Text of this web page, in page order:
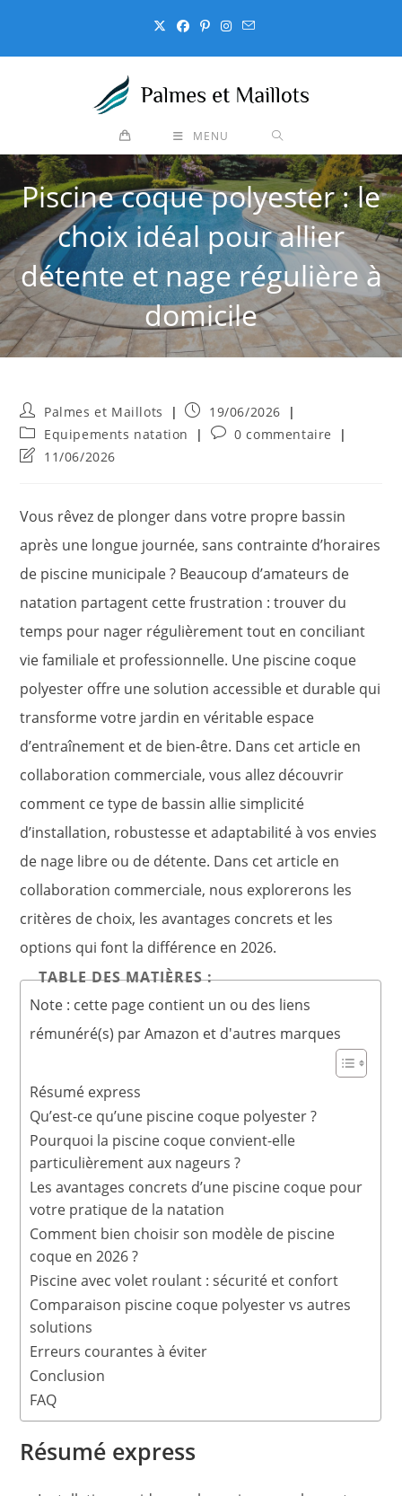
content
MENU
Piscine coque polyester : le
choix idéal pour allier
détente et nage régulière à
domicile
Auteur/autrice
de
la
publication :
Palmes et Maillots
Publication
publiée :
19/06/2026
Post
category:
Equipements natation
Commentaires
0 commentaire
Dernière
publication :
11/06/2026
Vous rêvez de plonger dans votre propre bassin
après une longue journée, sans contrainte d’horaires
de piscine municipale ? Beaucoup d’amateurs de
natation partagent cette frustration : trouver du
temps pour nager régulièrement tout en conciliant
vie familiale et professionnelle. Une piscine coque
polyester offre une solution accessible et durable qui
transforme votre jardin en véritable espace
d’entraînement et de bien-être. Dans cet article en
collaboration commerciale, vous allez découvrir
comment ce type de bassin allie simplicité
d’installation, robustesse et adaptabilité à vos envies
de nage libre ou de détente. Dans cet article en
collaboration commerciale, nous explorerons les
critères de choix, les avantages concrets et les
options qui font la différence en 2026.
TABLE DES MATIÈRES :
Note : cette page contient un ou des liens
rémunéré(s) par Amazon et d'autres marques
Résumé express
Qu’est-ce qu’une piscine coque polyester ?
Pourquoi la piscine coque convient-elle
particulièrement aux nageurs ?
Les avantages concrets d’une piscine coque pour
votre pratique de la natation
Comment bien choisir son modèle de piscine
coque en 2026 ?
Piscine avec volet roulant : sécurité et confort
Comparaison piscine coque polyester vs autres
solutions
Erreurs courantes à éviter
Conclusion
FAQ
Résumé express